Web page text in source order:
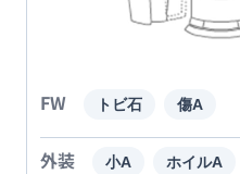
FW トビ石 傷A
外装 小A ホイルA